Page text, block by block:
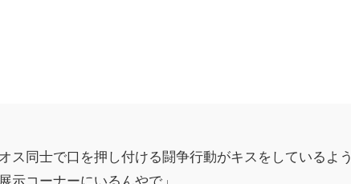
ス同士で口を押し付ける闘争行動がキスをしているよ
示コーナーにいるんやで」